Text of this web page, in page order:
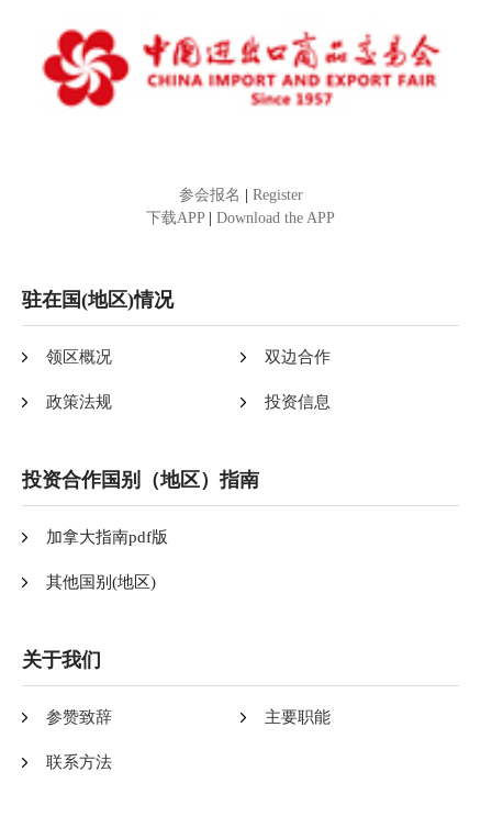
参会报名
Register
下载APP
Download the APP
驻在国(地区)情况
领区概况 双边合作
政策法规 投资信息
投资合作国别（地区）指南
加拿大指南pdf版
其他国别(地区)
关于我们
参赞致辞 主要职能
联系方法